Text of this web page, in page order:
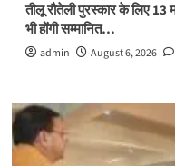
तीलू रौतेली पुरस्कार के लिए 13
भी होंगी सम्मानित…
admin August 6, 2026